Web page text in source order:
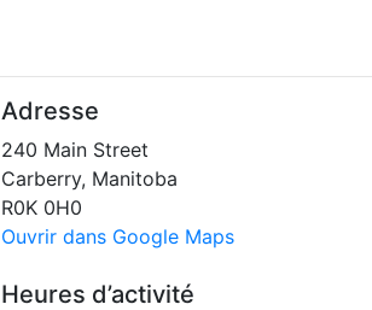
Adresse
240 Main Street
Carberry, Manitoba
R0K 0H0
Ouvrir dans Google Maps
Heures d’activité